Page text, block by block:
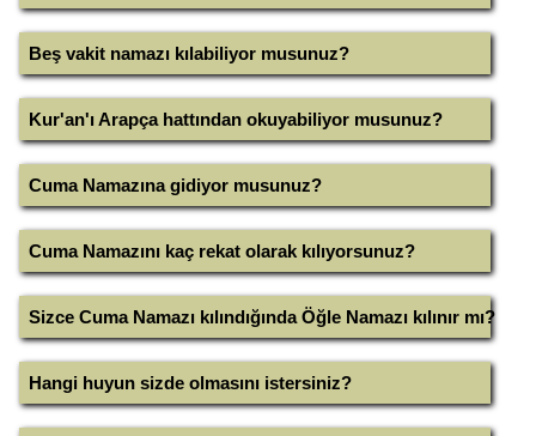
Beş vakit namazı kılabiliyor musunuz?
Kur'an'ı Arapça hattından okuyabiliyor musunuz?
Cuma Namazına gidiyor musunuz?
Cuma Namazını kaç rekat olarak kılıyorsunuz?
Sizce Cuma Namazı kılındığında Öğle Namazı kılınır mı?
Hangi huyun sizde olmasını istersiniz?